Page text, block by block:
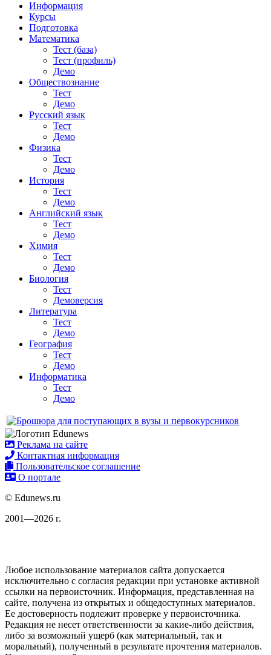
Информация
Курсы
Подготовка
Математика
Тест (база)
Тест (профиль)
Демо
Обществознание
Тест
Демо
Русский язык
Тест
Демо
Физика
Тест
Демо
История
Тест
Демо
Английский язык
Тест
Демо
Химия
Тест
Демо
Биология
Тест
Демоверсия
Литература
Тест
Демо
География
Тест
Демо
Информатика
Тест
Демо
Реклама на сайте
Контактная информация
Пользовательское соглашение
О портале
© Edunews.ru
2001—2026 г.
Любое использование материалов сайта допускается
исключительно с согласия редакции при установке активной
ссылки на первоисточник. Информация, представленная на
сайте, получена из открытых и общедоступных материалов.
Ее достоверность подлежит проверке у первоисточника.
Редакция не несет ответственности за какие-либо действия,
либо за возможный ущерб (как материальный, так и
моральный), полученный в результате прочтения материалов.